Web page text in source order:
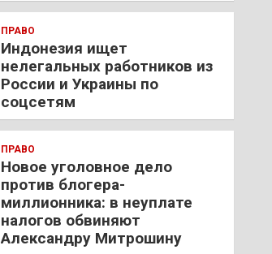
ПРАВО
Индонезия ищет
нелегальных работников из
России и Украины по
соцсетям
ПРАВО
Новое уголовное дело
против блогера-
миллионника: в неуплате
налогов обвиняют
Александру Митрошину